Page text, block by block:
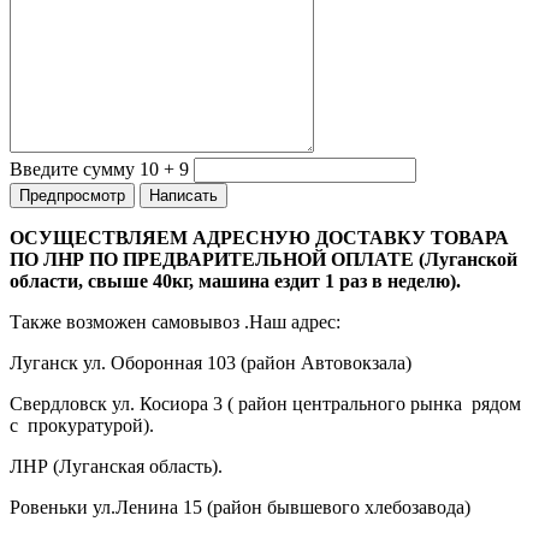
Введите сумму 10 + 9
ОСУЩЕСТВЛЯЕМ АДРЕСНУЮ ДОСТАВКУ ТОВАРА
ПО ЛНР ПО ПРЕДВАРИТЕЛЬНОЙ ОПЛАТЕ (Луганской
области, свыше 40кг, машина ездит 1 раз в неделю).
Также возможен самовывоз .Наш адрес:
Луганск ул. Оборонная 103 (район Автовокзала)
Свердловск ул. Косиора 3 ( район центрального рынка рядом
с прокуратурой).
ЛНР (Луганская область).
Ровеньки ул.Ленина 15 (район бывшевого хлебозавода)